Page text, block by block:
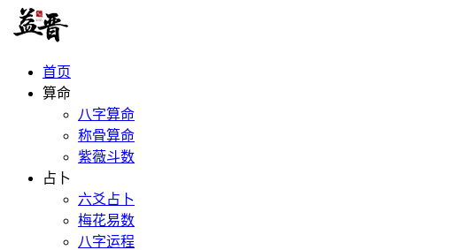
首页
算命
八字算命
称骨算命
紫薇斗数
占卜
六爻占卜
梅花易数
八字运程